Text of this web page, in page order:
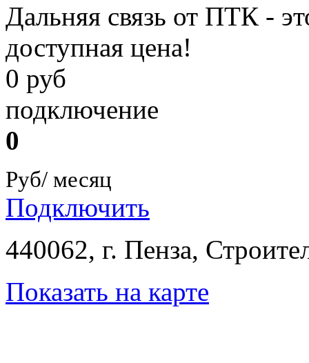
Дальняя связь от ПТК -
доступная цена!
0 руб
подключение
0
Руб/ месяц
Подключить
440062, г. Пенза,
Показать на карте